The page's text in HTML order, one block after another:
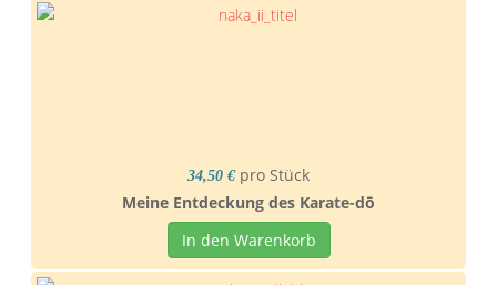
34,50 € pro Stück
Meine Entdeckung des Karate-dō
In den Warenkorb